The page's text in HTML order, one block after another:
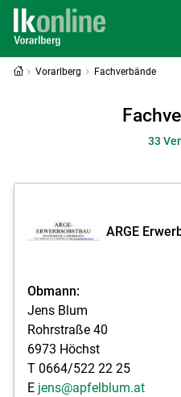
Vorarlberg Fachverbände
33
ARGE
Obmann:
Jens Blum
Rohrstraße 40
6973 Höchst
T 0664/522 22 25
E jens@apfelblum.at